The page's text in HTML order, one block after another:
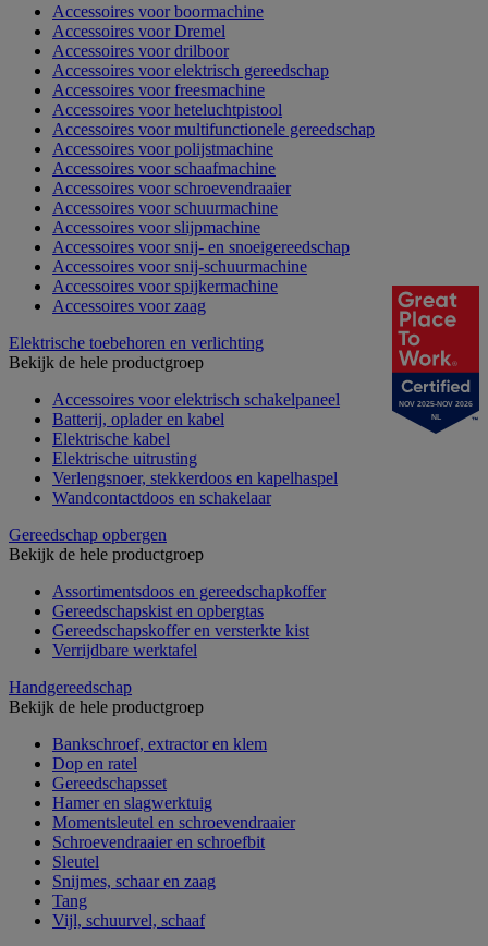
Accessoires voor boormachine
Accessoires voor Dremel
Accessoires voor drilboor
Accessoires voor elektrisch gereedschap
Accessoires voor freesmachine
Accessoires voor heteluchtpistool
Accessoires voor multifunctionele gereedschap
Accessoires voor polijstmachine
Accessoires voor schaafmachine
Accessoires voor schroevendraaier
Accessoires voor schuurmachine
Accessoires voor slijpmachine
Accessoires voor snij- en snoeigereedschap
Accessoires voor snij-schuurmachine
Accessoires voor spijkermachine
Accessoires voor zaag
Elektrische toebehoren en verlichting
Bekijk de hele productgroep
Accessoires voor elektrisch schakelpaneel
Batterij, oplader en kabel
Elektrische kabel
Elektrische uitrusting
Verlengsnoer, stekkerdoos en kapelhaspel
Wandcontactdoos en schakelaar
Gereedschap opbergen
Bekijk de hele productgroep
Assortimentsdoos en gereedschapkoffer
Gereedschapskist en opbergtas
Gereedschapskoffer en versterkte kist
Verrijdbare werktafel
Handgereedschap
Bekijk de hele productgroep
Bankschroef, extractor en klem
Dop en ratel
Gereedschapsset
Hamer en slagwerktuig
Momentsleutel en schroevendraaier
Schroevendraaier en schroefbit
Sleutel
Snijmes, schaar en zaag
Tang
Vijl, schuurvel, schaaf
NOV 2025-NOV 2026
NL